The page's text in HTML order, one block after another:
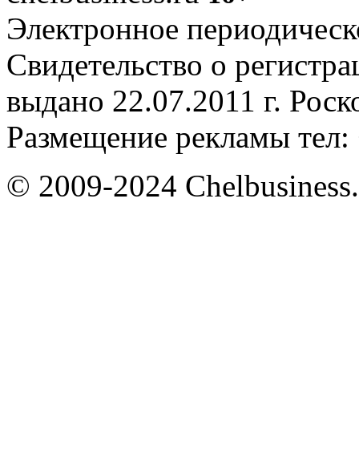
Электронное
Свидетельство о
выдано 22.07.2011 г.
Размещение рекламы
© 2009-2024